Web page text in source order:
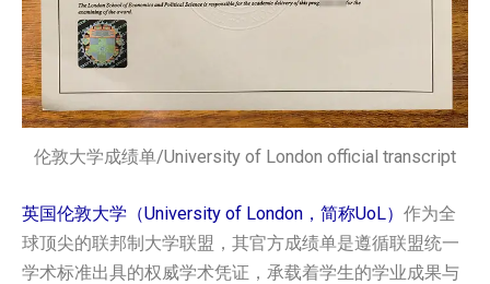
伦敦大学成绩单/University of London official transcript
英国伦敦大学（University of London，简称UoL） 作为全
球顶尖的联邦制大学联盟，其官方成绩单是遵循联盟统一
学术标准出具的权威学术凭证，承载着学生的学业成果与